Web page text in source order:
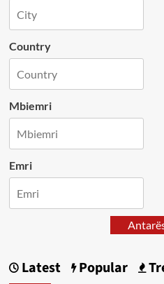
Country
Mbiemri
Emri
Latest Popular